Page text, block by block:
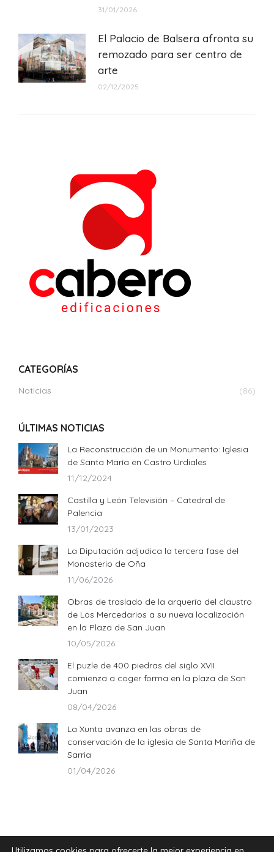
31/01/2026
El Palacio de Balsera afronta su
remozado para ser centro de
arte
02/12/2025
CATEGORÍAS
Noticias (86)
ÚLTIMAS NOTICIAS
La Reconstrucción de un Monumento: Iglesia
de Santa María en Castro Urdiales
11/12/2024
Castilla y León Televisión – Catedral de
Palencia
13/01/2023
La Diputación adjudica la tercera fase del
Monasterio de Oña
11/06/2026
Obras de traslado de la arquería del claustro
de Los Mercedarios a su nueva localización
en la Plaza de San Juan
10/05/2026
El puzle de 400 piedras del siglo XVII
comienza a coger forma en la plaza de San
Juan
08/04/2026
La Xunta avanza en las obras de
conservación de la iglesia de Santa Mariña de
Sarria
01/04/2026